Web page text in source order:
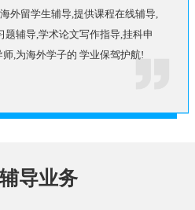
外留学生辅导,提供课程在线辅导,
辅导,学术论文写作指导,挂科申
,为海外学子的 学业保驾护航!
导业务